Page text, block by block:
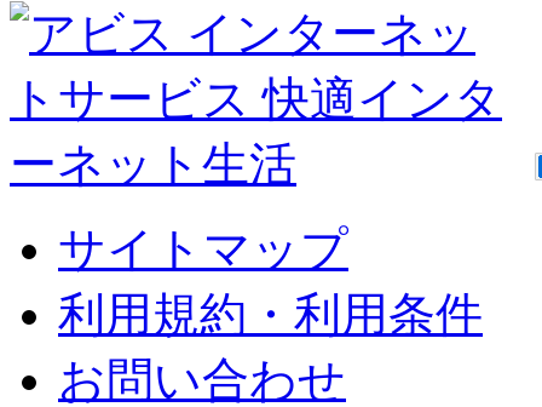
サイトマップ
利用規約・利用条件
お問い合わせ